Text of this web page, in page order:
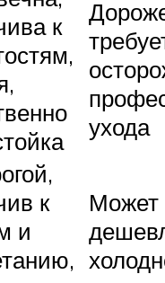
к
ухода
к
и
Может